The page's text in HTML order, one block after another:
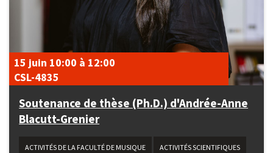
Soutenance de thèse (Ph.D.) d'Andrée-Anne
Blacutt-Grenier
15 juin 10:00 à 12:00
CSL-4835
ACTIVITÉS DE LA FACULTÉ DE MUSIQUE ACTIVITÉS SCIENTIFIQUES